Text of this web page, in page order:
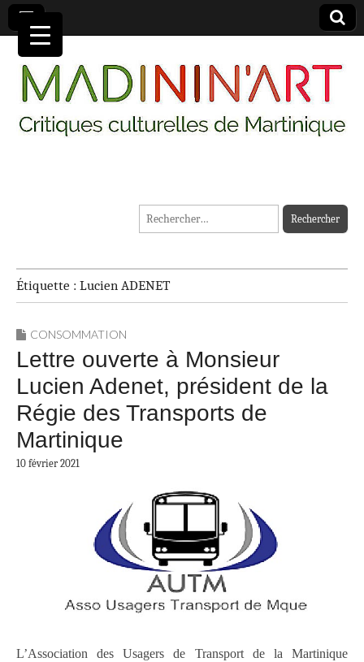
MADININ'ART
Rechercher :
Étiquette : Lucien ADENET
CONSOMMATION
Lettre ouverte à Monsieur
Lucien Adenet, président de la
Régie des Transports de
Martinique
10 février 2021
L’Association des Usagers de Transport de la Martinique